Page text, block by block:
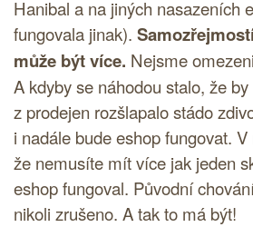
Hanibal a na jiných nasazeních
fungovala jinak).
může být více. Nejsme
A kdyby se náhodou stalo, že
z prodejen rozšlapalo stádo
i nadále bude eshop fungovat.
že nemusíte mít více jak jeden
eshop fungoval. Původní
nikoli zrušeno. A tak to má být!